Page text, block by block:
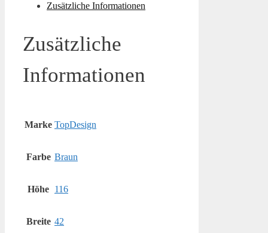
Zusätzliche Informationen
Zusätzliche
Informationen
Marke TopDesign
Farbe Braun
Höhe 116
Breite 42